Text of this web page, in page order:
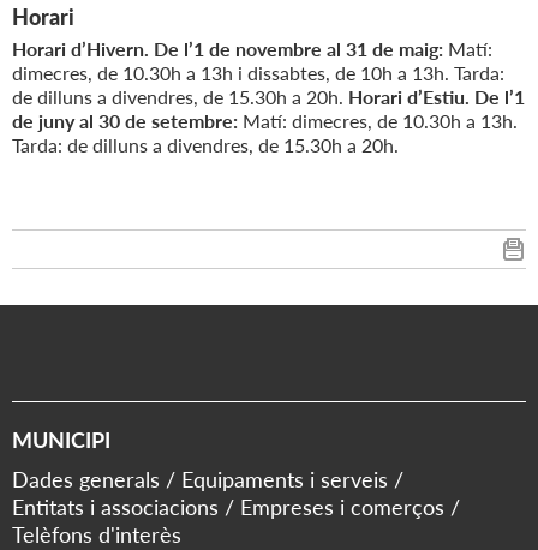
Horari
Horari d’Hivern. De l’1 de novembre al 31 de maig: Matí:
dimecres, de 10.30h a 13h i dissabtes, de 10h a 13h. Tarda:
de dilluns a divendres, de 15.30h a 20h. Horari d’Estiu. De l’1
de juny al 30 de setembre: Matí: dimecres, de 10.30h a 13h.
Tarda: de dilluns a divendres, de 15.30h a 20h.
MUNICIPI
Dades generals
Equipaments i serveis
Entitats i associacions
Empreses i comerços
Telèfons d'interès